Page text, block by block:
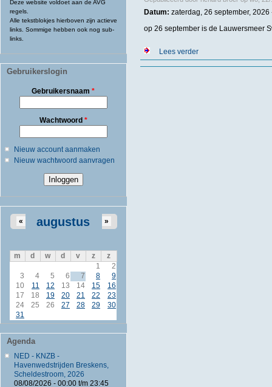
Deze website voldoet aan de AVG
regels.
Alle tekstblokjes hierboven zijn actieve
links. Sommige hebben ook nog sub-
links.
Gebruikerslogin
Gebruikersnaam*
Wachtwoord *
Nieuw account aanmaken
Nieuw wachtwoord aanvragen
augustus
« »
m d w d v z
z
1
2
3
4 5 6 7 8
9
10
11 12 13 14 15
16
17
18 19 20 21 22
23
24
25 26 27 28 29
30
31
Agenda
NED - KNZB -
Havenwedstrijden Breskens,
Scheldestroom, 2026
08/08/2026 - 00:00t/m 23:45
Datum: zaterdag, 26 september, 2026
op 26 september is de Lauwersmeer
Lees verderover NED -